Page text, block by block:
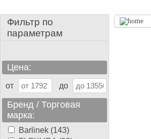
Фильтр по
параметрам
Цена:
от до
Бренд / Торговая
марка:
Barlinek (143)